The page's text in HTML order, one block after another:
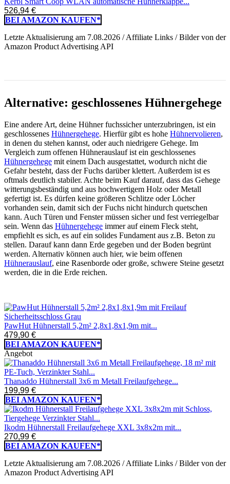
526,94 €
BEI AMAZON KAUFEN*
Letzte Aktualisierung am 7.08.2026 / Affiliate Links / Bilder von der
Amazon Product Advertising API
Alternative: geschlossenes Hühnergehege
Eine andere Art, deine Hühner fuchssicher unterzubringen, ist ein
geschlossenes Hühnergehege. Hierfür gibt es hohe Hühnervolieren,
in denen du stehen kannst, oder auch niedrigere Gehege. Im
Vergleich zum offenen Hühnerauslauf ist ein geschlossenes
Hühnergehege mit einem Dach ausgestattet, wodurch nicht die
Gefahr besteht, dass der Fuchs darüber klettert. Außerdem ist es
oftmals deutlich stabiler. Achte beim Kauf darauf, dass das Gehege
witterungsbeständig und aus hochwertigem Holz oder Metall
gefertigt ist. Es dürfen keine größeren Schlitze oder Löcher
vorhanden sein, damit sich der Fuchs nicht hindurch quetschen
kann. Auch Türen und Fenster müssen sicher und fest verriegelbar
sein. Wenn das Hühnergehege immer auf einem Fleck steht,
empfiehlt es sich, es auf ein solides Fundament aus z.B. Beton zu
stellen. Darauf kann dann Erde gegeben und der Boden begrünt
werden. Alternativ können auch hier, wie beim offenen
Hühnerauslauf, eine Rasenborde oder große, schwere Steine gesetzt
werden, die in die Erde reichen.
PawHut Hühnerstall 5,2m² 2,8x1,8x1,9m mit...
479,90 €
BEI AMAZON KAUFEN*
Angebot
Thanaddo Hühnerstall 3x6 m Metall Freilaufgehege...
199,99 €
BEI AMAZON KAUFEN*
Ikodm Hühnerstall Freilaufgehege XXL 3x8x2m mit...
270,99 €
BEI AMAZON KAUFEN*
Letzte Aktualisierung am 7.08.2026 / Affiliate Links / Bilder von der
Amazon Product Advertising API